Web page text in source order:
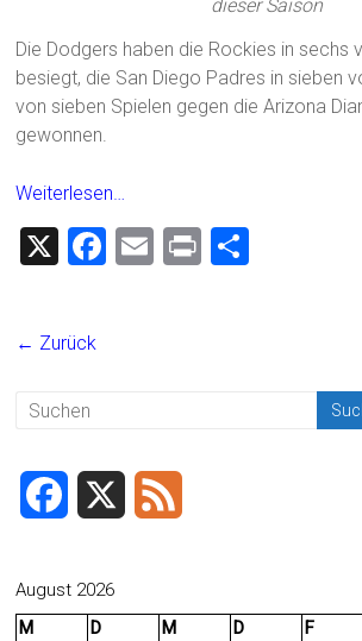
dieser Saison
Die Dodgers haben die Rockies in sechs
besiegt, die San Diego Padres in sieben
von sieben Spielen gegen die Arizona
gewonnen.
Weiterlesen…
X
F
E
Pr
← Zurück
c
August 2026
M
D M D F